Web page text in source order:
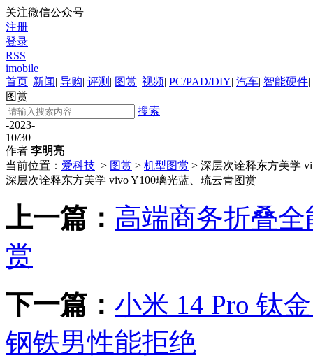
关注微信公众号
注册
登录
RSS
imobile
首页| 新闻| 导购| 评测 | 图赏| 视频| PC/PAD/DIY| 汽车| 智能硬件|
图赏
搜索
-2023-
10/30
作者 李明亮
当前位置： 爱科技 > 图赏 > 机型图赏 > 深层次诠释东方美学
深层次诠释东方美学 vivo Y100璃光蓝、琉云青图赏
上一篇： 高端商务折叠全
赏
下一篇： 小米 14 Pro 钛
钢铁男性能拒绝